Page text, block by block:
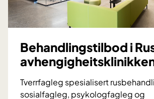
Behandlingstilbod i
Tverrfagleg spesialisert
sosialfagleg, psykologfagleg og